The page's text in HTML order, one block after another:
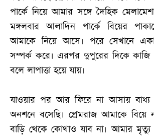
পার্কে নিয়ে আমার সঙ্গে দৈহিক
মঙ্গলবার আলাদিন পার্কে বিয়ের
আমাকে নিয়ে আসে। পরে সেখানে
সম্পর্ক করে। এরপর দুপুরের দিকে
বলে লাপাত্তা হয়ে যায়।
যাওয়ার পর আর ফিরে না আসায় বাধ্য
অনশনে বসেছি। প্রেমরাজ আমাকে
বাড়ি থেকে কোথাও যাব না। আমার মৃত্যু